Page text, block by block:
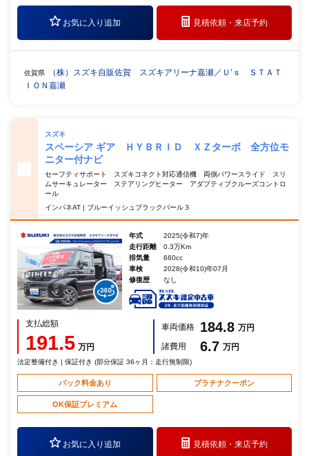
お気に入り追加 見積依頼・来店予約
佐賀県
（株）スズキ自販佐賀 スズキアリーナ嘉瀬／Ｕ’ｓ ＳＴＡＴ
ＩＯＮ嘉瀬
スズキ
スペーシア ギア ＨＹＢＲＩＤ ＸＺターボ 全方位モ
ニター付ナビ
セーフティサポート スズキコネクト対応通信機 両側パワースライド スリ
ムサーキュレーター ステアリングヒーター アダプティブクルーズコントロ
ール
インパネAT | ブルーイッシュブラックパール３
年式
2025(令和7)年
走行距離
0.3万Km
排気量
660cc
車検
2028(令和10)年07月
修復歴
なし
支払総額
191.5 万円
車両価格 184.8 万円
諸費用
6.7 万円
法定整備付き | 保証付き (部分保証 36ヶ月：走行無制限)
パック料金あり プラチナクーポン
OK保証プレミアム
お気に入り追加 見積依頼・来店予約